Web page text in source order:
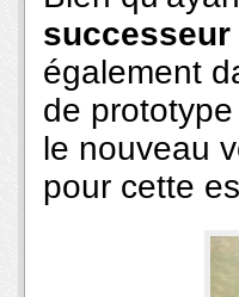
successeur
également
de
le nouveau
pour cette